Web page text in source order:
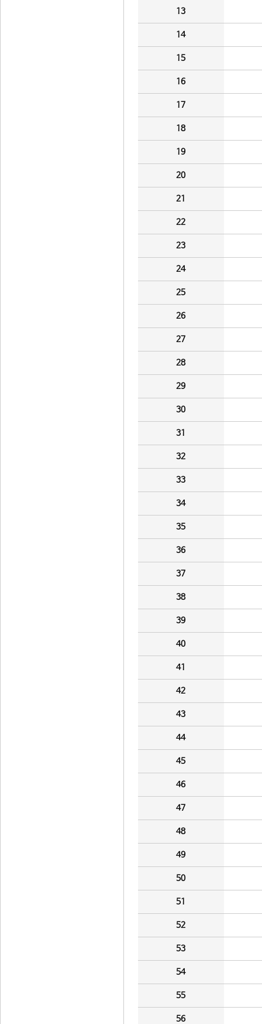
13
14
15
16
17
18
19
20
21
22
23
24
25
26
27
28
29
30
31
32
33
34
35
36
37
38
39
40
41
42
43
44
45
46
47
48
49
50
51
52
53
54
55
56